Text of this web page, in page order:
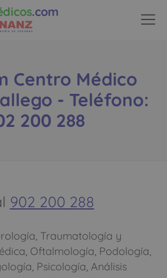
.com
Centro Médico
- Teléfono:
200 288
902 200 288
Traumatología y
Oftalmología, Podología,
Psicología, Análisis